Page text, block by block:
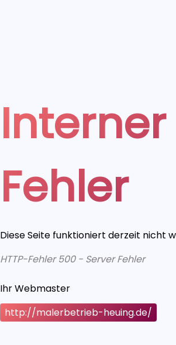
Fehler
Diese Seite funktioniert derzeit nicht
HTTP-Fehler 500 - Server Fehler
Ihr Webmaster
http://malerbetrieb-heuing.de/